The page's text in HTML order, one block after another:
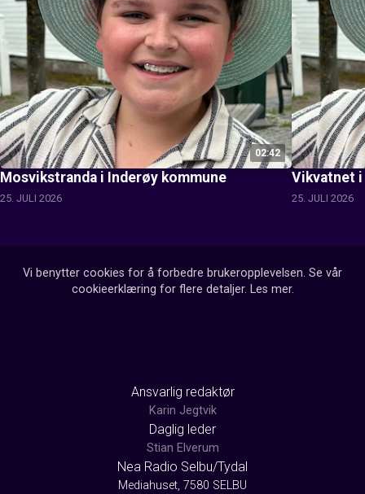
02:42
Mosvikstranda i Inderøy kommune
25. JULI 2026
Vikvatnet
25. JULI 2026
Vi benytter cookies for å forbedre brukeropplevelsen. Se vår
cookieerklæring for flere detaljer. Les mer.
Ansvarlig redaktør
Karin Jegtvik
Daglig leder
Stian Elverum
Nea Radio Selbu/Tydal
Mediahuset, 7580 SELBU